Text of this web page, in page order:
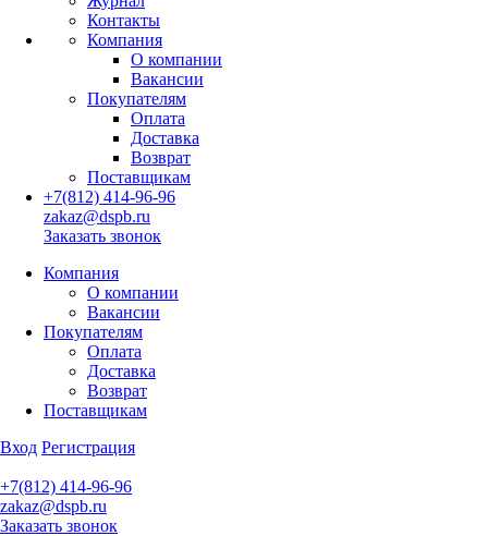
Контакты
Компания
О компании
Вакансии
Покупателям
Оплата
Доставка
Возврат
Поставщикам
+7(812) 414-96-96
zakaz@dspb.ru
Заказать звонок
Компания
О компании
Вакансии
Покупателям
Оплата
Доставка
Возврат
Поставщикам
Вход Регистрация
+7(812) 414-96-96
zakaz@dspb.ru
Заказать звонок